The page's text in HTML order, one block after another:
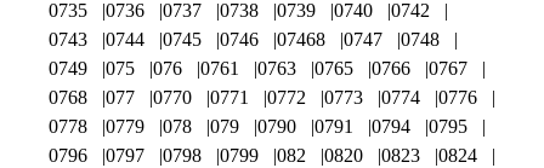
0735
0736 0737 0738 0739 0740
0742
0743
0744 0745 0746 07468 0747
0748
0749
075 076 0761 0763 0765 0766
0767
0768
077 0770 0771 0772 0773 0774
0776
0778
0779 078 079 0790 0791 0794
0795
0796
0797 0798 0799 082 0820 0823
0824